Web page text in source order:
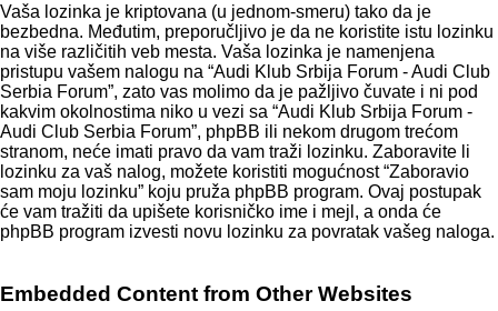
Vaša lozinka je kriptovana (u jednom-smeru) tako da je
bezbedna. Međutim, preporučljivo je da ne koristite istu lozinku
na više različitih veb mesta. Vaša lozinka je namenjena
pristupu vašem nalogu na “Audi Klub Srbija Forum - Audi Club
Serbia Forum”, zato vas molimo da je pažljivo čuvate i ni pod
kakvim okolnostima niko u vezi sa “Audi Klub Srbija Forum -
Audi Club Serbia Forum”, phpBB ili nekom drugom trećom
stranom, neće imati pravo da vam traži lozinku. Zaboravite li
lozinku za vaš nalog, možete koristiti mogućnost “Zaboravio
sam moju lozinku” koju pruža phpBB program. Ovaj postupak
će vam tražiti da upišete korisničko ime i mejl, a onda će
phpBB program izvesti novu lozinku za povratak vašeg naloga.
Embedded Content from Other Websites